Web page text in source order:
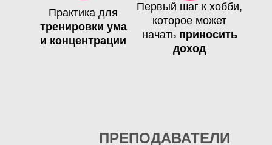
Практика для
тренировки ума
и концентрации
Первый шаг к хобби,
которое может
начать приносить
доход
ПРЕПОДАВАТЕЛИ